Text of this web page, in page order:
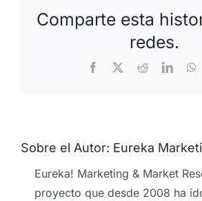
Comparte esta
redes.
Facebook Reddit
Sobre el Autor: Eureka
Eureka! Marketing & Market
proyecto que desde 2008 ha